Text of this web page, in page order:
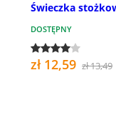
Świeczka
DOSTĘPNY
zł 12,59 zł 13,49